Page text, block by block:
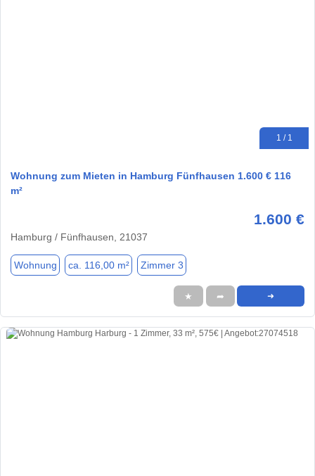
1 / 1
Wohnung zum Mieten in Hamburg Fünfhausen 1.600 € 116
m²
1.600 €
Hamburg / Fünfhausen, 21037
Wohnung ca. 116,00 m² Zimmer 3
★ ➦ ➜